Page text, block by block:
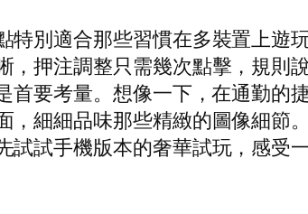
別適合那些習慣在多裝置上遊
押注調整只需幾次點擊，規則
要考量。想像一下，在通勤的
細細品味那些精緻的圖像細節
試手機版本的奢華試玩，感受